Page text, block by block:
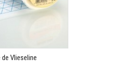
Vlieseline